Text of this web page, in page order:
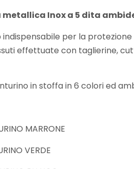
Inox a 5 dita
per la
effettuate con taglierine,
in stoffa in 6 colori ed
MARRONE
VERDE